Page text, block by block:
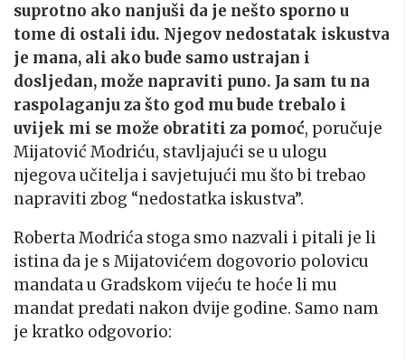
suprotno ako nanjuši da je nešto sporno u
tome di ostali idu. Njegov nedostatak iskustva
je mana, ali ako bude samo ustrajan i
dosljedan, može napraviti puno. Ja sam tu na
raspolaganju za što god mu bude trebalo i
uvijek mi se može obratiti za pomoć, poručuje
Mijatović Modriću, stavljajući se u ulogu
njegova učitelja i savjetujući mu što bi trebao
napraviti zbog “nedostatka iskustva”.
Roberta Modrića stoga smo nazvali i pitali je li
istina da je s Mijatovićem dogovorio polovicu
mandata u Gradskom vijeću te hoće li mu
mandat predati nakon dvije godine. Samo nam
je kratko odgovorio: